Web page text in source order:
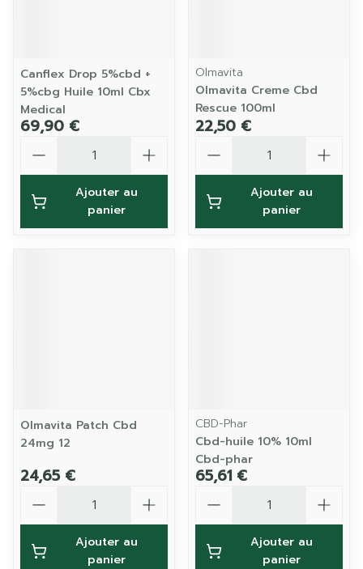
Canflex Drop 5%cbd +
5%cbg Huile 10ml Cbx
Medical
69,90 €
Ajouter au
panier
Olmavita
Olmavita Creme Cbd
Rescue 100ml
22,50 €
Ajouter au
panier
Olmavita Patch Cbd
24mg 12
24,65 €
Ajouter au
panier
CBD-Phar
Cbd-huile 10% 10ml
Cbd-phar
65,61 €
Ajouter au
panier